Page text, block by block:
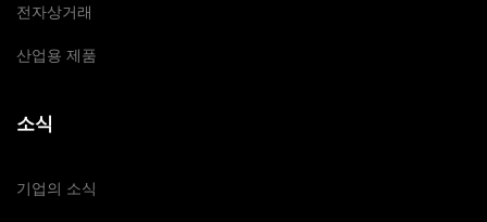
전자상거래
산업용 제품
소식
기업의 소식